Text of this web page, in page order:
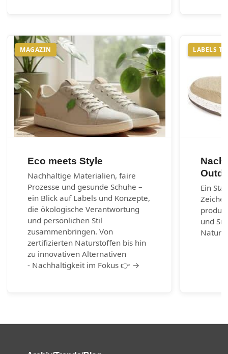
MAGAZIN
Eco meets Style
Nachhaltige Materialien, faire
Prozesse und gesunde Schuhe –
ein Blick auf Labels und Konzepte,
die ökologische Verantwortung
und persönlichen Stil
zusammenbringen. Von
zertifizierten Naturstoffen bis hin
zu innovativen Alternativen
- Nachhaltigkeit im Fokus 👉 →
LABELS
Ein
und